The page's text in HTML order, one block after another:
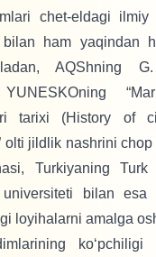
chet-eldagi ilmiy
bilan ham yaqindan
AQShning G.
tarixi (History of
olti jildlik nashrini chop
Turkiyaning Turk
bilan esa
loyihalarni amalga
koʻpchiligi